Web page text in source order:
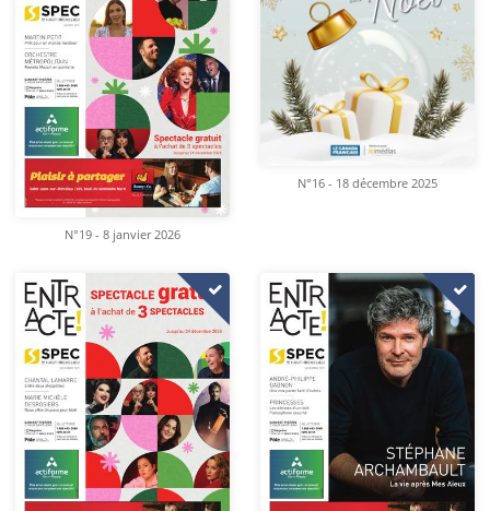
N°19 - 8 janvier 2026
N°16 - 18 décembre 2025